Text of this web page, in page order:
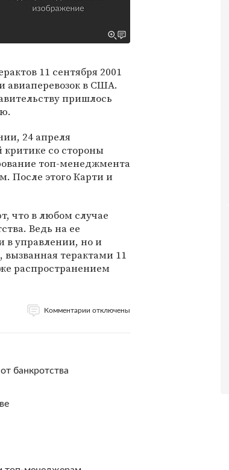
11 сентября 2001
авиаперевозок в США.
пришлось
24 апреля
критике со стороны
топ-менеджмента
После этого Карти и
что в любом случае
Ведь на ее
в управлении, но и
терактами 11
распространением
Комментарии отключены
банкротства